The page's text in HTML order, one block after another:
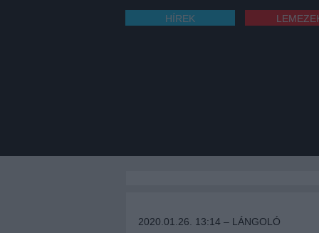
HÍREK
2020.01.26. 13:14 – LÁNGOLÓ